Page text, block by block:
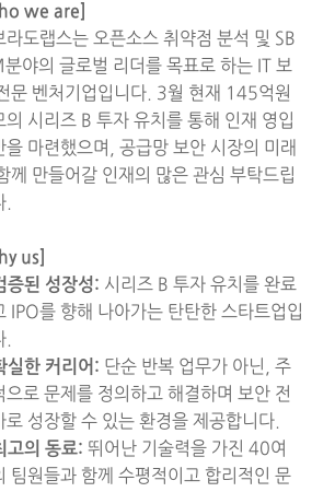
we are]
라도랩스는 오픈소스 취약점 분석 및 SB
야의 글로벌 리더를 목표로 하는 IT 보
문 벤처기업입니다. 3월 현재 145억원
의 시리즈 B 투자 유치를 통해 인재 영입
을 마련했으며, 공급망 보안 시장의 미래
께 만들어갈 인재의 많은 관심 부탁드립
.
us]
증된 성장성: 시리즈 B 투자 유치를 완료
IPO를 향해 나아가는 탄탄한 스타트업입
.
실한 커리어: 단순 반복 업무가 아닌, 주
으로 문제를 정의하고 해결하며 보안 전
로 성장할 수 있는 환경을 제공합니다.
고의 동료: 뛰어난 기술력을 가진 40여
팀원들과 함께 수평적이고 합리적인 문